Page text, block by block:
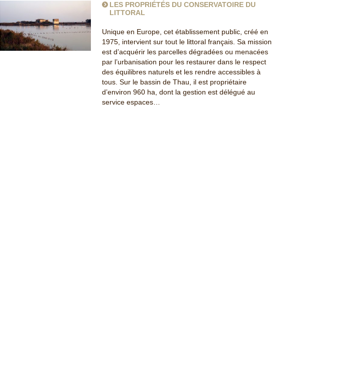
LES PROPRIÉTÉS DU CONSERVATOIRE DU
LITTORAL
Unique en Europe, cet établissement public, créé en
1975, intervient sur tout le littoral français. Sa mission
est d’acquérir les parcelles dégradées ou menacées
par l’urbanisation pour les restaurer dans le respect
des équilibres naturels et les rendre accessibles à
tous. Sur le bassin de Thau, il est propriétaire
d’environ 960 ha, dont la gestion est délégué au
service espaces…